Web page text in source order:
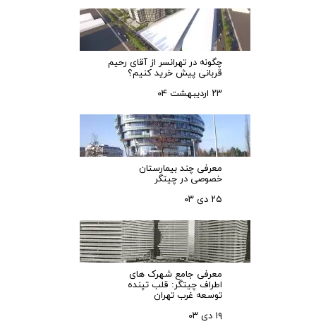
چگونه در تهرانسر از آقای رحیم
قربانی پیش خرید کنیم؟
۲۳ اردیبهشت ۰۴
معرفی چند بیمارستان
خصوصی در چیتگر
۲۵ دی ۰۳
معرفی جامع شهرک‌ های
اطراف چیتگر: قلب تپنده
توسعه غرب تهران
۱۹ دی ۰۳